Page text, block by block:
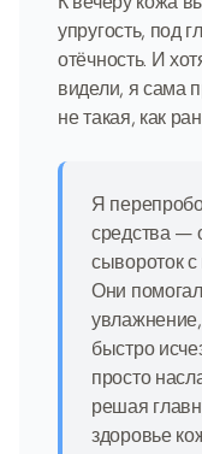
упругость, под
отёчность. И
видели, я сама
не такая, как
Я
средства —
сывороток
Они
быстро
просто
решая
здоровье